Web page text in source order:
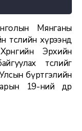
Мянганы
төслийн хүрээнд
Эрхийн
төслийг
бүртгэлийн
19-ний өдөр